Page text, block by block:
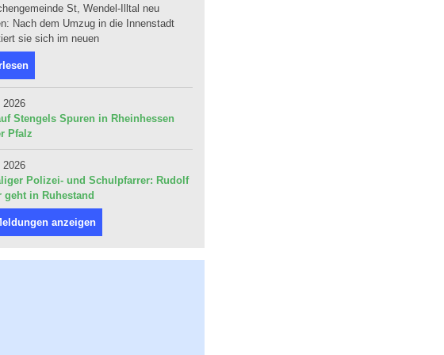
St, Wendel-Illtal neu
Nach dem Umzug in die Innenstadt
sie sich im neuen
2026
Stengels Spuren in Rheinhessen
Pfalz
2026
Polizei- und Schulpfarrer: Rudolf
geht in Ruhestand
anzeigen